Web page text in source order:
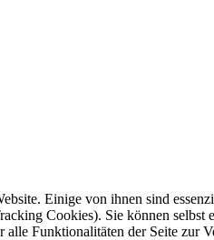
Einige von ihnen sind
Cookies). Sie können selbst
Funktionalitäten der Seite zur